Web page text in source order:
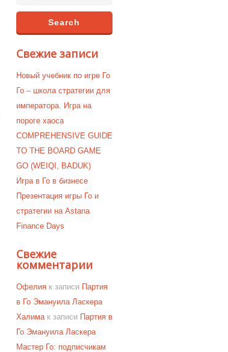
Свежие записи
Новый учебник по игре Го
Го – школа стратегии для
императора. Игра на
пороге хаоса
COMPREHENSIVE GUIDE
TO THE BOARD GAME
GO (WEIQI, BADUK)
Игра в Го в бизнесе
Презентация игры Го и
стратегии на Astana
Finance Days
Свежие
комментарии
Офелия к записи Партия
в Го Эмануила Ласкера
Халимак записи Партия в
Го Эмануила Ласкера
Мастер Го: подписчикам